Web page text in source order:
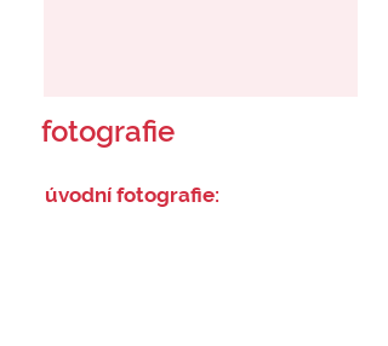
fotografie
úvodní fotografie: